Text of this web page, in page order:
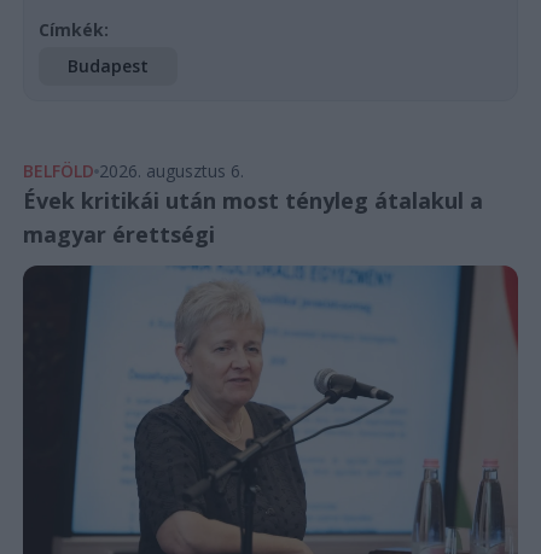
Címkék:
Budapest
BELFÖLD 2026. augusztus 6.
Évek kritikái után most tényleg átalakul a
magyar érettségi